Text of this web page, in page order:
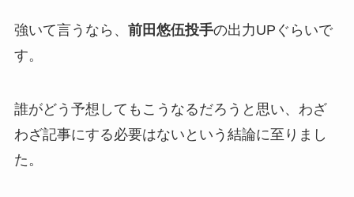
強いて言うなら、 前田悠伍投手の出力UPぐらいで
す。
誰がどう予想してもこうなるだろうと思い、わざ
わざ記事にする必要はないという結論に至りまし
た。